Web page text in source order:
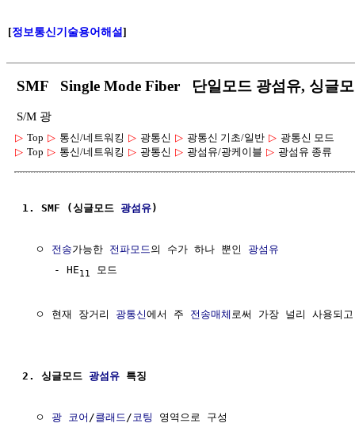
[정보통신기술용어해설]
SMF Single Mode Fiber 단일모드 광섬유, 싱글
S/M 광
▷ Top ▷ 통신/네트워킹 ▷ 광통신 ▷ 광통신 기초/일반 ▷ 광통신 모드
▷ Top ▷ 통신/네트워킹 ▷ 광통신 ▷ 광섬유/광케이블 ▷ 광섬유 종류
1. SMF (싱글모드 광섬유)
  ㅇ
전송가능한 전파모드 의 수가 하나 뿐인 광섬유
     - HE
11 모드
  ㅇ 현재 장거리
광통신에서 주 전송매체 로써 가장 널리 사용되
2. 싱글모드 광섬유 특징
  ㅇ
광 코어 /클래드/코팅
영역으로 구성